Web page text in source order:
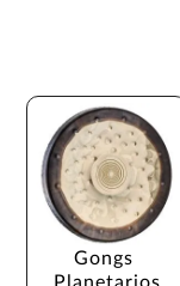
Gongs
Planetarios